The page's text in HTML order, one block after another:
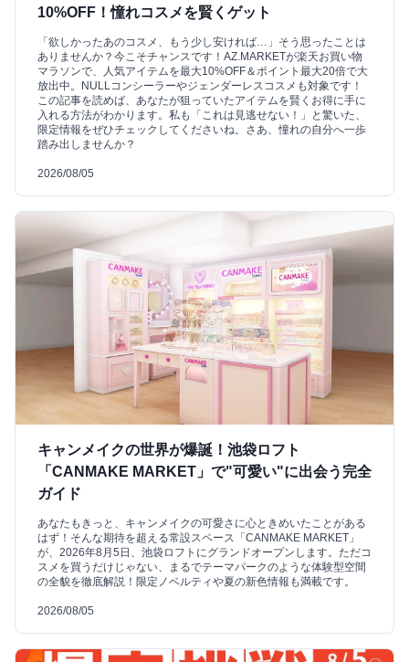
10%OFF！憧れコスメを賢くゲット
「欲しかったあのコスメ、もう少し安ければ…」そう思ったことは
ありませんか？今こそチャンスです！AZ.MARKETが楽天お買い物
マラソンで、人気アイテムを最大10%OFF＆ポイント最大20倍で大
放出中。NULLコンシーラーやジェンダーレスコスメも対象です！
この記事を読めば、あなたが狙っていたアイテムを賢くお得に手に
入れる方法がわかります。私も「これは見逃せない！」と驚いた、
限定情報をぜひチェックしてくださいね。さあ、憧れの自分へ一歩
踏み出しませんか？
2026/08/05
キャンメイクの世界が爆誕！池袋ロフト
「CANMAKE MARKET」で"可愛い"に出会う完全
ガイド
あなたもきっと、キャンメイクの可愛さに心ときめいたことがある
はず！そんな期待を超える常設スペース「CANMAKE MARKET」
が、2026年8月5日、池袋ロフトにグランドオープンします。ただコ
スメを買うだけじゃない、まるでテーマパークのような体験型空間
の全貌を徹底解説！限定ノベルティや夏の新色情報も満載です。
2026/08/05